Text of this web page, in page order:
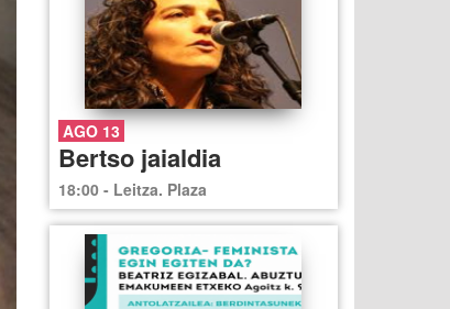
AGO 13
Bertso jaialdia
18:00 - Leitza. Plaza